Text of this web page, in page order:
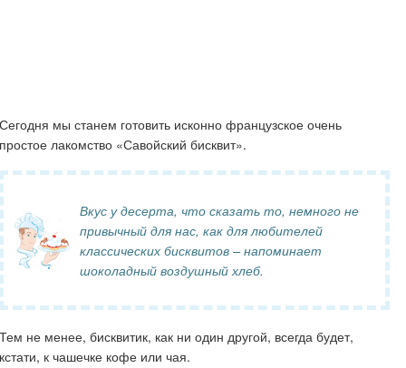
Сегодня мы станем готовить исконно французское очень
простое лакомство «Савойский бисквит».
Вкус у десерта, что сказать то, немного не
привычный для нас, как для любителей
классических бисквитов – напоминает
шоколадный воздушный хлеб.
Тем не менее, бисквитик, как ни один другой, всегда будет,
кстати, к чашечке кофе или чая.